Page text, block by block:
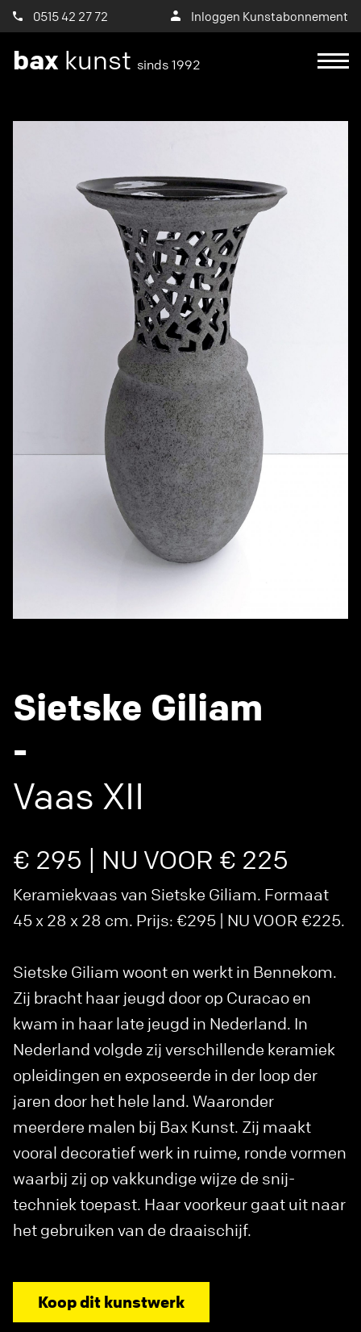
0515 42 27 72 Inloggen Kunstabonnement
bax kunst sinds 1992
Sietske Giliam
-
Vaas XII
€ 295 | NU VOOR € 225
Keramiekvaas van Sietske Giliam. Formaat
45 x 28 x 28 cm. Prijs: €295 | NU VOOR €225.
Sietske Giliam woont en werkt in Bennekom.
Zij bracht haar jeugd door op Curacao en
kwam in haar late jeugd in Nederland. In
Nederland volgde zij verschillende keramiek
opleidingen en exposeerde in der loop der
jaren door het hele land. Waaronder
meerdere malen bij Bax Kunst. Zij maakt
vooral decoratief werk in ruime, ronde vormen
waarbij zij op vakkundige wijze de snij-
techniek toepast. Haar voorkeur gaat uit naar
het gebruiken van de draaischijf.
Koop dit kunstwerk